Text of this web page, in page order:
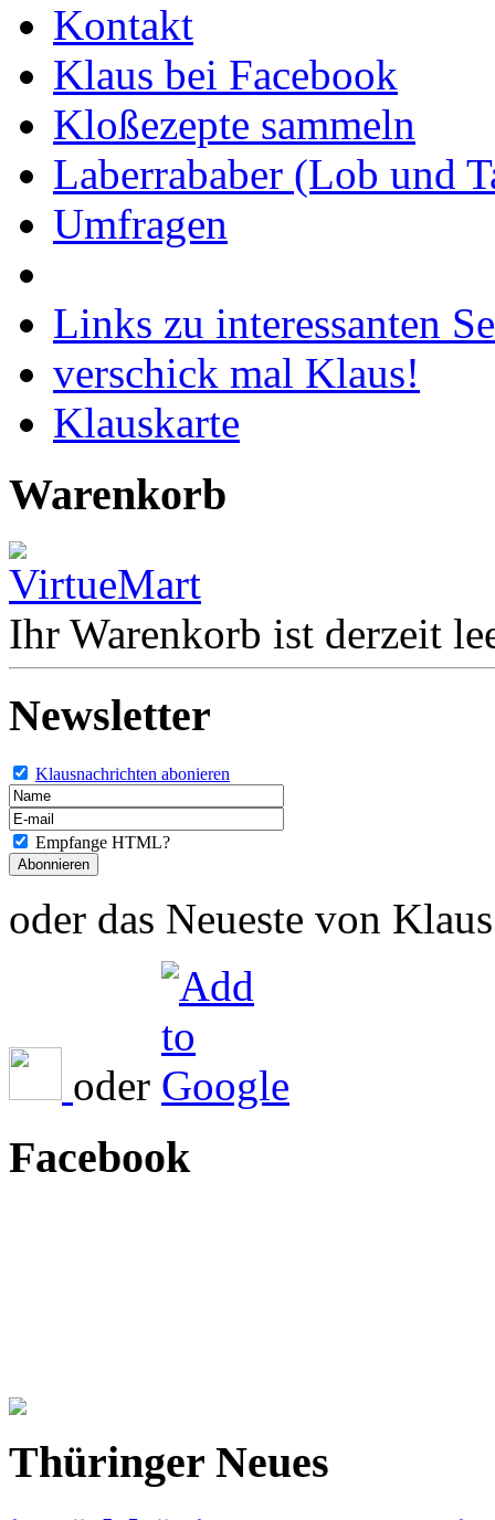
Kontakt
Klaus bei Facebook
Kloßezepte sammeln
Laberrababer (Lob und
Umfragen
Links zu interessanten
verschick mal Klaus!
Klauskarte
Warenkorb
Ihr Warenkorb ist derzeit
Newsletter
Klausnachrichten abonieren
Empfange HTML?
oder das Neueste von
oder
Facebook
Thüringer Neues